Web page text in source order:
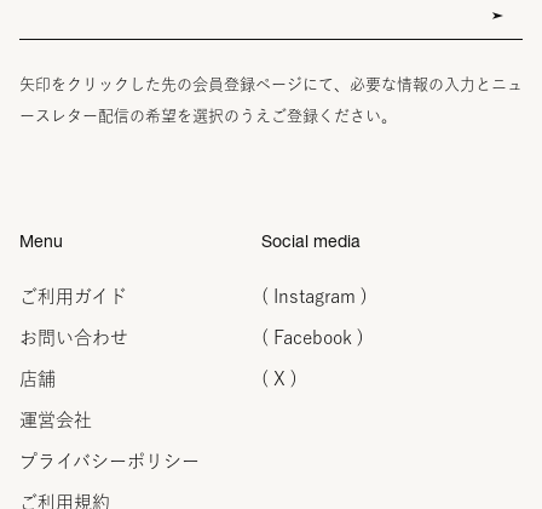
矢印をクリックした先の会員登録ページにて、必要な情報の入力とニュ
ースレター配信の希望を選択のうえご登録ください。
Menu
ご利用ガイド
お問い合わせ
店舗
運営会社
プライバシーポリシー
ご利用規約
Social media
( Instagram )
( Facebook )
( X )